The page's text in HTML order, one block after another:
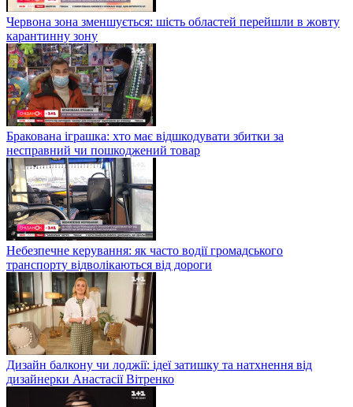
Червона зона зменшується: шість областей перейшли в жовту
карантинну зону
Бракована іграшка: хто має відшкодувати збитки за
несправний чи пошкоджений товар
Небезпечне керування: як часто водії громадського
транспорту відволікаються від дороги
Дизайн балкону чи лоджії: ідеї затишку та натхнення від
дизайнерки Анастасії Вітренко